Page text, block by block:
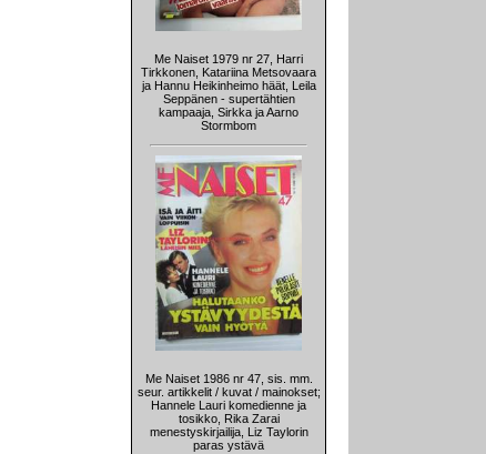
Me Naiset 1979 nr 27, Harri
Tirkkonen, Katariina Metsovaara
ja Hannu Heikinheimo häät, Leila
Seppänen - supertähtien
kampaaja, Sirkka ja Aarno
Stormbom
Me Naiset 1986 nr 47, sis. mm.
seur. artikkelit / kuvat / mainokset;
Hannele Lauri komedienne ja
tosikko, Rika Zarai
menestyskirjailija, Liz Taylorin
paras ystävä